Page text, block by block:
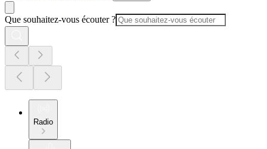
Que souhaitez-vous écouter ?
Radio